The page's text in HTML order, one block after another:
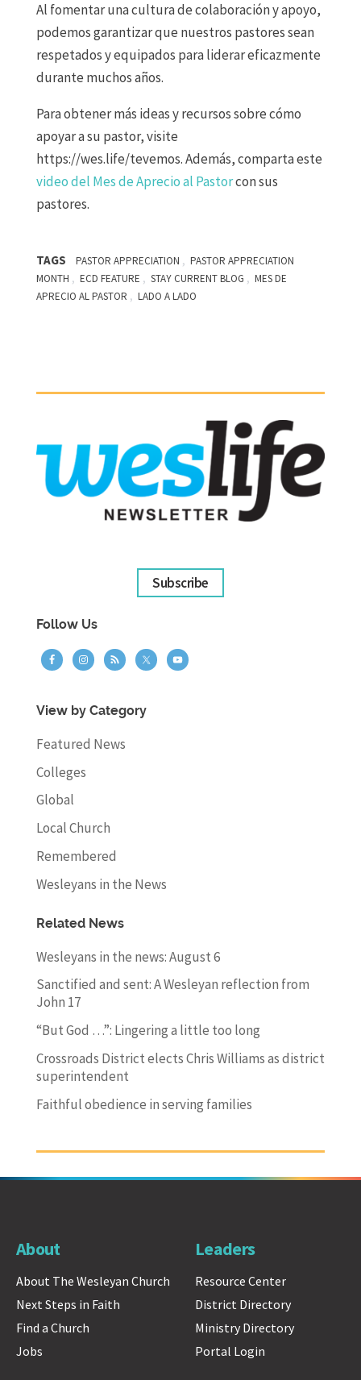
Al fomentar una cultura de colaboración y apoyo,
podemos garantizar que nuestros pastores sean
respetados y equipados para liderar eficazmente
durante muchos años.
Para obtener más ideas y recursos sobre cómo
apoyar a su pastor, visite
https://wes.life/tevemos. Además, comparta este
video del Mes de Aprecio al Pastorcon sus
pastores.
TAGS PASTOR APPRECIATION , PASTOR APPRECIATION
MONTH , ECD FEATURE , STAY CURRENT BLOG , MES DE
APRECIO AL PASTOR , LADO A LADO
Subscribe
Follow Us
View by Category
Featured News
Colleges
Global
Local Church
Remembered
Wesleyans in the News
Related News
Wesleyans in the news: August 6
Sanctified and sent: A Wesleyan reflection from
John 17
“But God …”: Lingering a little too long
Crossroads District elects Chris Williams as district
superintendent
Faithful obedience in serving families
About
About The Wesleyan Church
Next Steps in Faith
Find a Church
Jobs
Leaders
Resource Center
District Directory
Ministry Directory
Portal Login